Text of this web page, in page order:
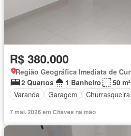
R$ 380.000
2 Quartos
1 Banheiro
50 m²
Varanda
Garagem Churrasqueira
7 mai. 2026 em Chaves na mão